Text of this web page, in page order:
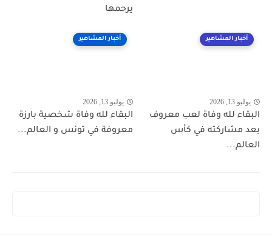
يرحمها
أخبار المشاهير
يوليو 13, 2026
البقاء لله وفاة لعب معروف
بعد مشاركته في كأس
العالم...
أخبار المشاهير
يوليو 13, 2026
البقاء لله وفاة شخصية بارزة
معروفة في تونس و العالم...